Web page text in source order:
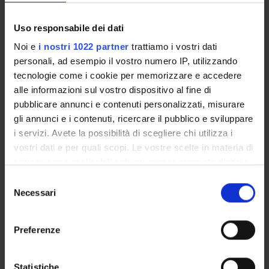
Uso responsabile dei dati
Noi e i nostri 1022 partner trattiamo i vostri dati
personali, ad esempio il vostro numero IP, utilizzando
tecnologie come i cookie per memorizzare e accedere
alle informazioni sul vostro dispositivo al fine di
pubblicare annunci e contenuti personalizzati, misurare
gli annunci e i contenuti, ricercare il pubblico e sviluppare
i servizi. Avete la possibilità di scegliere chi utilizza i
vostri dati e per quali scopi. Le vostre scelte in materia di
modificare o revocare il proprio consenso in qualsiasi
momento dalla Dichiarazione sui cookie o facendo clic
raccogliere informazioni sulla tua posizione
Necessari
Preferenze
Statistiche
Lessons timetable
MEDICINA BASATA SULLE
EVIDENZE
Credits
1
Period